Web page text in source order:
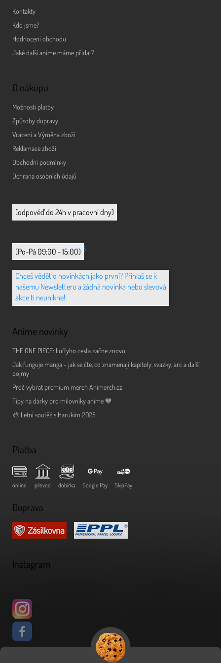
Kontakty
Kdo jsme?
Hodnocení obchodu
Jaké další anime máme přidat?
O nákupu
Možnosti platby
Způsoby dopravy
Vrácení a Výměna zboží
Reklamace zboží
Obchodní podmínky
Ochrana osobních údajů
info@animerch.cz
(odpověď do 24h v pracovní dny)
+420 702 851 036
(Po-Pá 09:00 - 15:00)
Chceš vědět o novinkách jako první? Přihlaš se k
našemu Newsletteru a žádná novinka nebo slevová
akce ti neunikne!
Anime novinky
THE ONE PIECE: Luffyho cesta začne znovu
Jak funguje manga - jak se čte, co znamenají kapitoly, svazky, arc a další
pojmy
Proč vybrat premium merch Animerch.cz
Tipy na dárky pro milovníky anime 💙
🎨 Letní soutěž s Harukim 2025
Platba
online převod dobírka Google Pay SkipPay
Doprava
Instagram